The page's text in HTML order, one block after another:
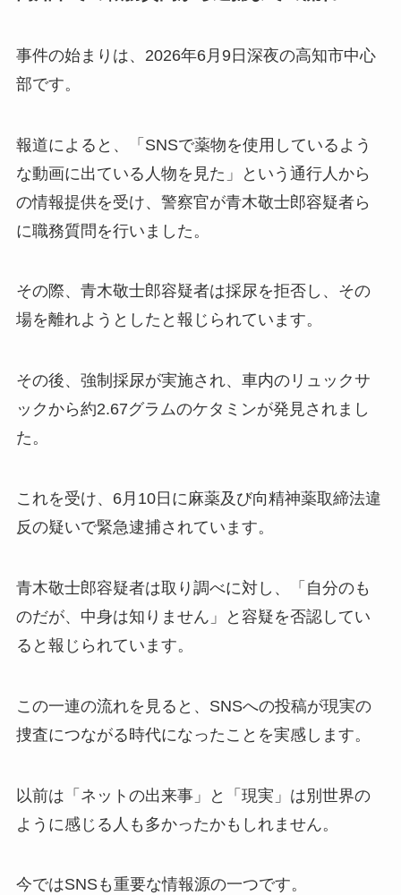
事件の始まりは、2026年6月9日深夜の高知市中心
部です。
報道によると、「SNSで薬物を使用しているよう
な動画に出ている人物を見た」という通行人から
の情報提供を受け、警察官が青木敬士郎容疑者ら
に職務質問を行いました。
その際、青木敬士郎容疑者は採尿を拒否し、その
場を離れようとしたと報じられています。
その後、強制採尿が実施され、車内のリュックサ
ックから約2.67グラムのケタミンが発見されまし
た。
これを受け、6月10日に麻薬及び向精神薬取締法違
反の疑いで緊急逮捕されています。
青木敬士郎容疑者は取り調べに対し、「自分のも
のだが、中身は知りません」と容疑を否認してい
ると報じられています。
この一連の流れを見ると、SNSへの投稿が現実の
捜査につながる時代になったことを実感します。
以前は「ネットの出来事」と「現実」は別世界の
ように感じる人も多かったかもしれません。
今ではSNSも重要な情報源の一つです。